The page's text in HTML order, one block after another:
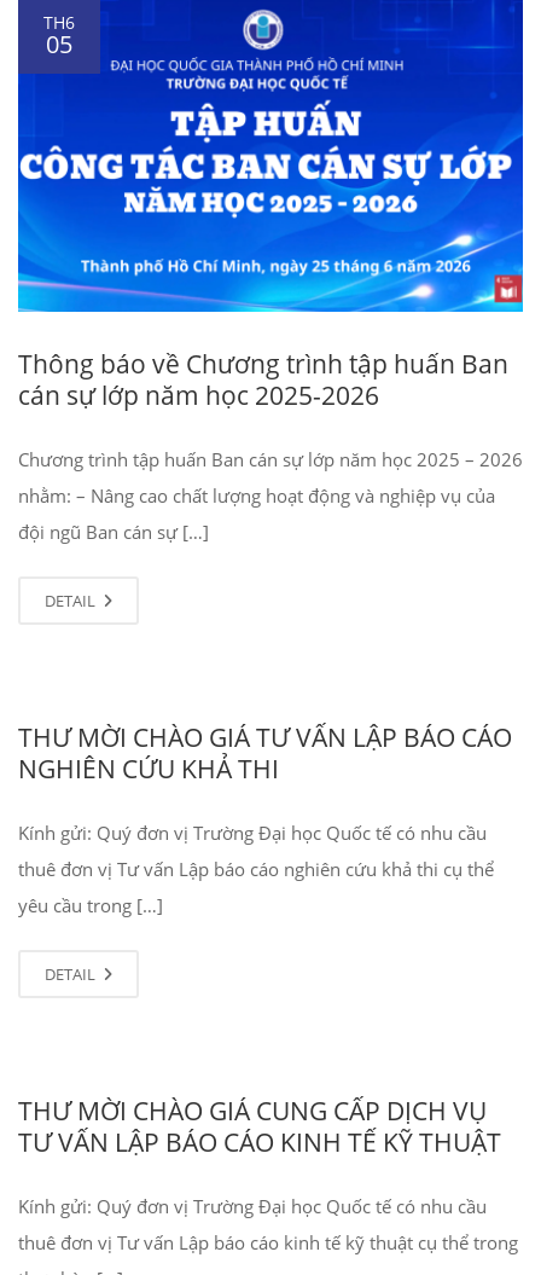
TH6
05
Thông báo về Chương trình tập huấn Ban
cán sự lớp năm học 2025-2026
Chương trình tập huấn Ban cán sự lớp năm học 2025 – 2026
nhằm: – Nâng cao chất lượng hoạt động và nghiệp vụ của
đội ngũ Ban cán sự […]
DETAIL
THƯ MỜI CHÀO GIÁ TƯ VẤN LẬP BÁO CÁO
NGHIÊN CỨU KHẢ THI
Kính gửi: Quý đơn vị Trường Đại học Quốc tế có nhu cầu
thuê đơn vị Tư vấn Lập báo cáo nghiên cứu khả thi cụ thể
yêu cầu trong […]
DETAIL
THƯ MỜI CHÀO GIÁ CUNG CẤP DỊCH VỤ
TƯ VẤN LẬP BÁO CÁO KINH TẾ KỸ THUẬT
Kính gửi: Quý đơn vị Trường Đại học Quốc tế có nhu cầu
thuê đơn vị Tư vấn Lập báo cáo kinh tế kỹ thuật cụ thể trong